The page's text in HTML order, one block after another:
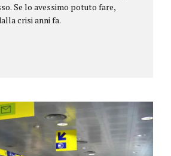
Se lo avessimo potuto fare,
crisi anni fa.